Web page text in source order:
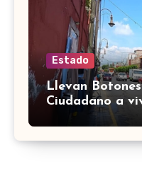
Estado
Llevan
Ciudadano a
de Yuriria